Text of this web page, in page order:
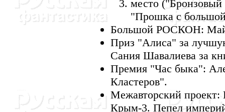
место
"Прошка с
Большой РОСКОН:
Приз "Алиса" за
Сания Шавалиева за
Премия "Час быка":
Кластеров".
Межавторский
Крым-3. Пепел